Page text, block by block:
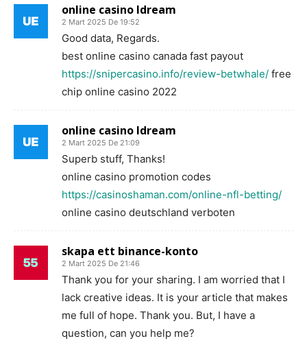
online casino ldream
2 Mart 2025 De 19:52
Good data, Regards.
best online casino canada fast payout
https://snipercasino.info/review-betwhale/ free
chip online casino 2022
online casino ldream
2 Mart 2025 De 21:09
Superb stuff, Thanks!
online casino promotion codes
https://casinoshaman.com/online-nfl-betting/
online casino deutschland verboten
skapa ett binance-konto
2 Mart 2025 De 21:46
Thank you for your sharing. I am worried that I
lack creative ideas. It is your article that makes
me full of hope. Thank you. But, I have a
question, can you help me?